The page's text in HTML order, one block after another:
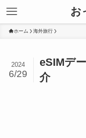
お
ホーム 海外旅行
eSIMデ
介
2024
6/29